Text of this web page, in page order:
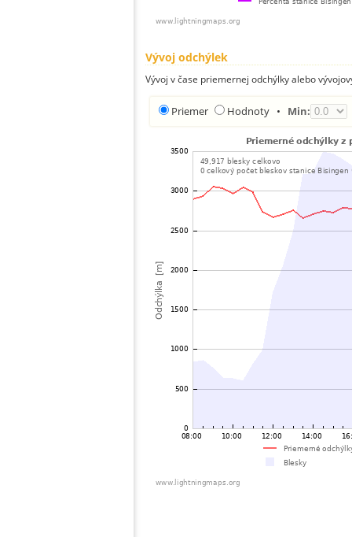
Vývoj odchýlek
Vývoj v čase priemernej odchýlky alebo
Priemer Hodnoty • Min: